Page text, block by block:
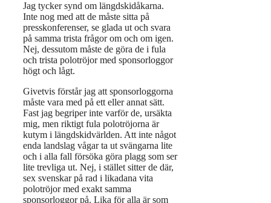
Jag tycker synd om längdskidåkarna.
Inte nog med att de måste sitta på
presskonferenser, se glada ut och svara
på samma trista frågor om och om igen.
Nej, dessutom måste de göra de i fula
och trista polotröjor med sponsorloggor
högt och lågt.
Givetvis förstår jag att sponsorloggorna
måste vara med på ett eller annat sätt.
Fast jag begriper inte varför de, ursäkta
mig, men riktigt fula polotröjorna är
kutym i längdskidvärlden. Att inte något
enda landslag vågar ta ut svängarna lite
och i alla fall försöka göra plagg som ser
lite trevliga ut. Nej, i stället sitter de där,
sex svenskar på rad i likadana vita
polotröjor med exakt samma
sponsorloggor på. Lika för alla är som